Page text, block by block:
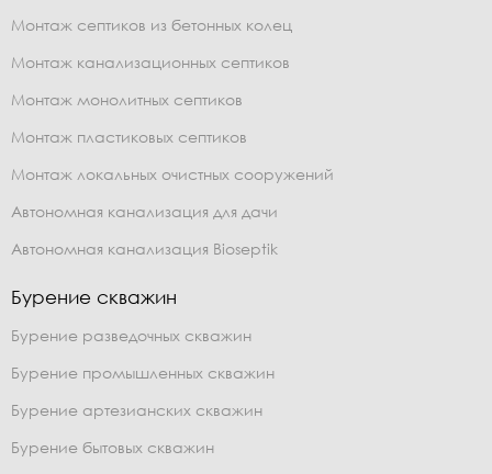
Монтаж септиков из бетонных колец
Монтаж канализационных септиков
Монтаж монолитных септиков
Монтаж пластиковых септиков
Монтаж локальных очистных сооружений
Автономная канализация для дачи
Автономная канализация Bioseptik
Бурение скважин
Бурение разведочных скважин
Бурение промышленных скважин
Бурение артезианских скважин
Бурение бытовых скважин